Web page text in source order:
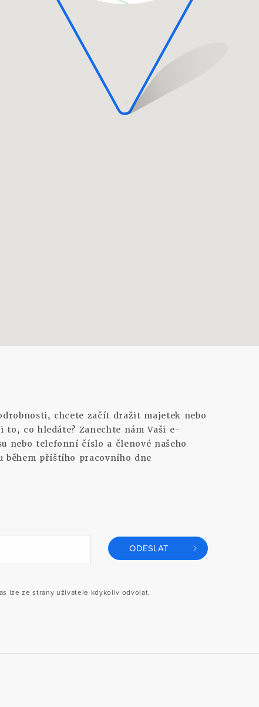
chcete začít dražit majetek nebo
to, co hledáte? Zanechte nám Vaši e-
nebo telefonní číslo a členové našeho
během příštího pracovního dne
ODESLAT
lze ze strany uživatele kdykoliv odvolat.